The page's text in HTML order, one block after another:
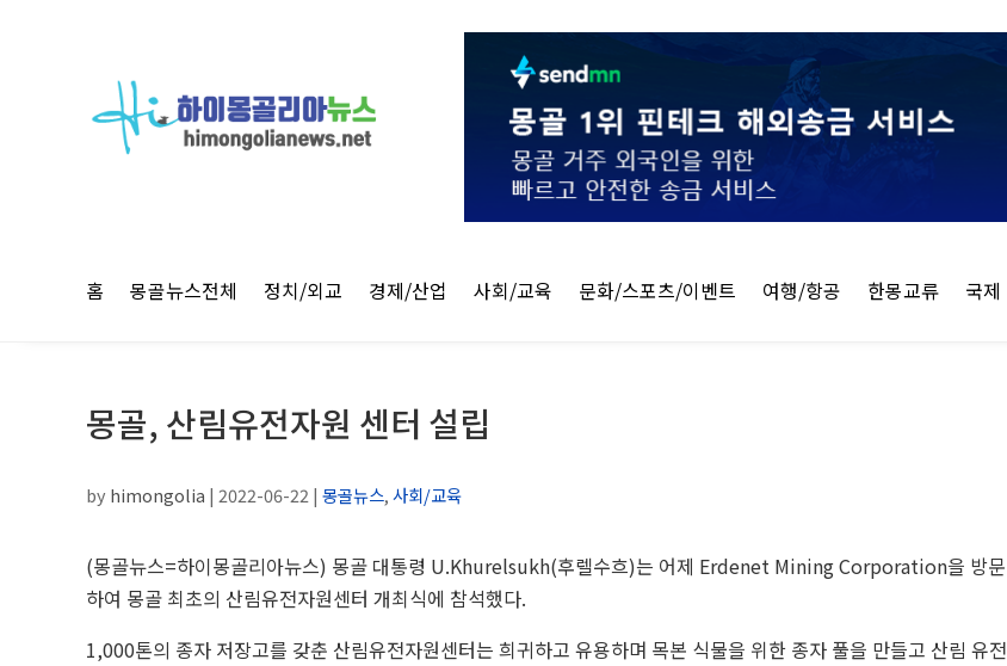
홈 몽골뉴스전체 정치/외교 경제/산업 사회/교육 문화/스포츠/이벤트 여행/항공 한몽교류 국제
몽골, 산림유전자원 센터 설립
by himongolia | 2022-06-22 | 몽골뉴스,사회/교육
(몽골뉴스=하이몽골리아뉴스) 몽골 대통령 U.Khurelsukh(후렐수흐)는 어제 Erdenet Mining Corporation을 방문
하여 몽골 최초의 산림유전자원센터 개최식에 참석했다.
1,000톤의 종자 저장고를 갖춘 산림유전자원센터는 희귀하고 유용하며 목본 식물을 위한 종자 풀을 만들고 산림 유전